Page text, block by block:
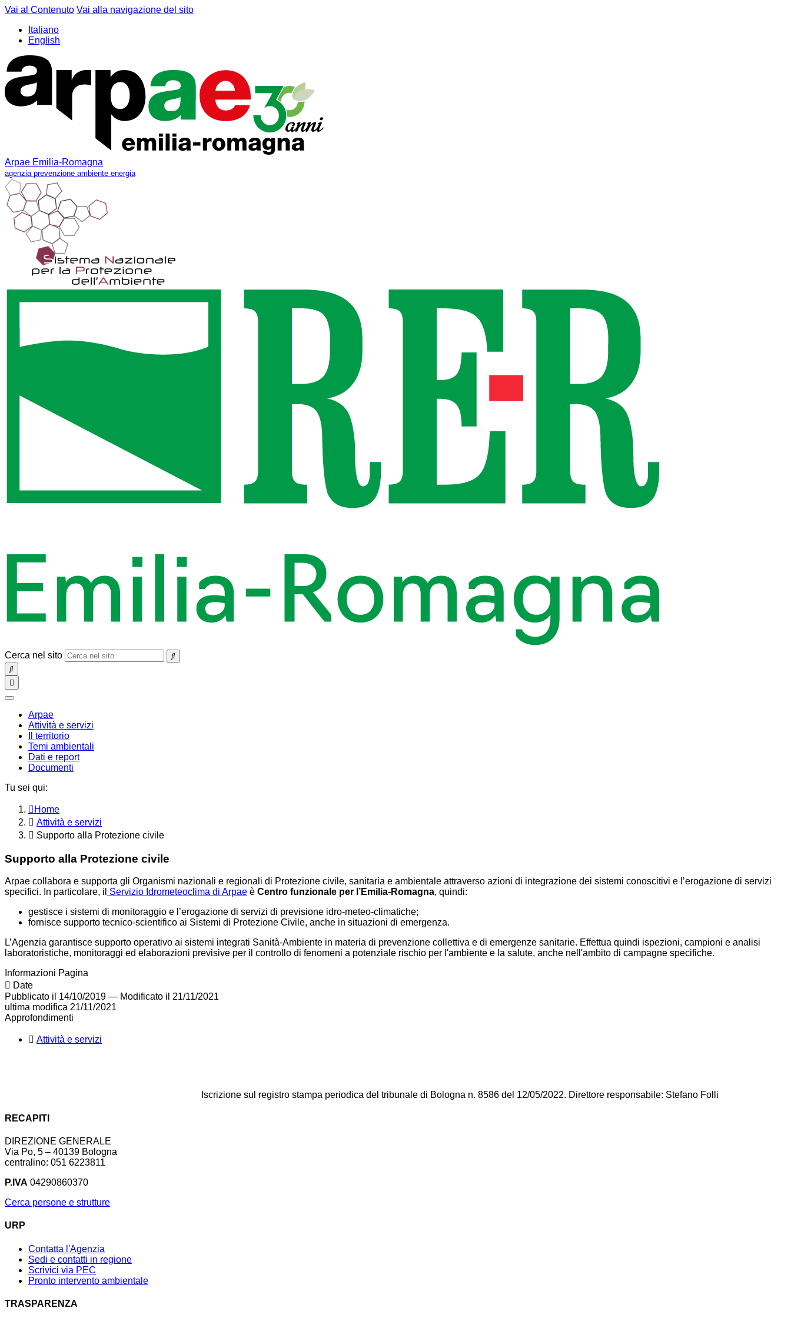
Vai al Contenuto Vai alla navigazione del sito
Italiano
English
Arpae Emilia-Romagna
agenzia prevenzione ambiente energia
Cerca nel sito
SEARCH
Toggle
navigation
chiudi
Arpae
Attività e servizi
Il territorio
Temi ambientali
Dati e report
Documenti
Tu sei qui:
Home
Attività e servizi
Supporto alla Protezione civile
Supporto alla Protezione civile
Arpae collabora e supporta gli Organismi nazionali e regionali di Protezione civile, sanitaria e ambientale attraverso azioni di integrazione dei sistemi conoscitivi e l’erogazione di servizi
specifici. In particolare, il Servizio Idrometeoclima di Arpae è Centro funzionale per l’Emilia-Romagna, quindi:
gestisce i sistemi di monitoraggio e l’erogazione di servizi di previsione idro-meteo-climatiche;
fornisce supporto tecnico-scientifico ai Sistemi di Protezione Civile, anche in situazioni di emergenza.
L’Agenzia garantisce supporto operativo ai sistemi integrati Sanità-Ambiente in materia di prevenzione collettiva e di emergenze sanitarie. Effettua quindi ispezioni, campioni e analisi
laboratoristiche, monitoraggi ed elaborazioni previsive per il controllo di fenomeni a potenziale rischio per l'ambiente e la salute, anche nell'ambito di campagne specifiche.
Informazioni Pagina
Date
Pubblicato il 14/10/2019 — Modificato il 21/11/2021
ultima modifica 21/11/2021
Approfondimenti
Attività e servizi
Iscrizione sul registro stampa periodica del tribunale di Bologna n. 8586 del 12/05/2022. Direttore responsabile: Stefano Folli
RECAPITI
DIREZIONE GENERALE
Via Po, 5 – 40139 Bologna
centralino: 051 6223811
P.IVA 04290860370
Cerca persone e strutture
URP
Contatta l'Agenzia
Sedi e contatti in regione
Scrivici via PEC
Pronto intervento ambientale
TRASPARENZA